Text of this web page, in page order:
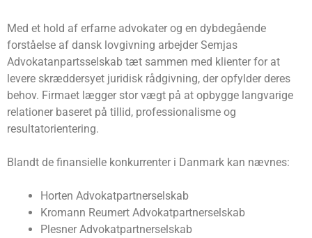
Med et hold af erfarne advokater og en dybdegående
forståelse af dansk lovgivning arbejder Semjas
Advokatanpartsselskab tæt sammen med klienter for at
levere skræddersyet juridisk rådgivning, der opfylder deres
behov. Firmaet lægger stor vægt på at opbygge langvarige
relationer baseret på tillid, professionalisme og
resultatorientering.
Blandt de finansielle konkurrenter i Danmark kan nævnes:
Horten Advokatpartnerselskab
Kromann Reumert Advokatpartnerselskab
Plesner Advokatpartnerselskab